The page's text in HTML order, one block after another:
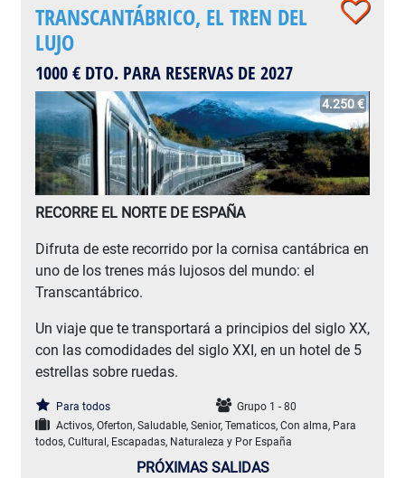
TRANSCANTÁBRICO, EL TREN DEL
LUJO
1000 € DTO. PARA RESERVAS DE 2027
4.250 €
RECORRE EL NORTE DE ESPAÑA
Difruta de este recorrido por la cornisa cantábrica en
uno de los trenes más lujosos del mundo: el
Transcantábrico.
Un viaje que te transportará a principios del siglo XX,
con las comodidades del siglo XXI, en un hotel de 5
estrellas sobre ruedas.
Para todos
Grupo 1 - 80
Activos, Oferton, Saludable, Senior, Tematicos, Con alma, Para
todos, Cultural, Escapadas, Naturaleza y Por España
PRÓXIMAS SALIDAS